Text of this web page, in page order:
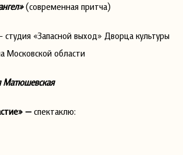
(современная притча)
«Запасной выход» Дворца культуры
Московской области
Матюшевская
— спектаклю: